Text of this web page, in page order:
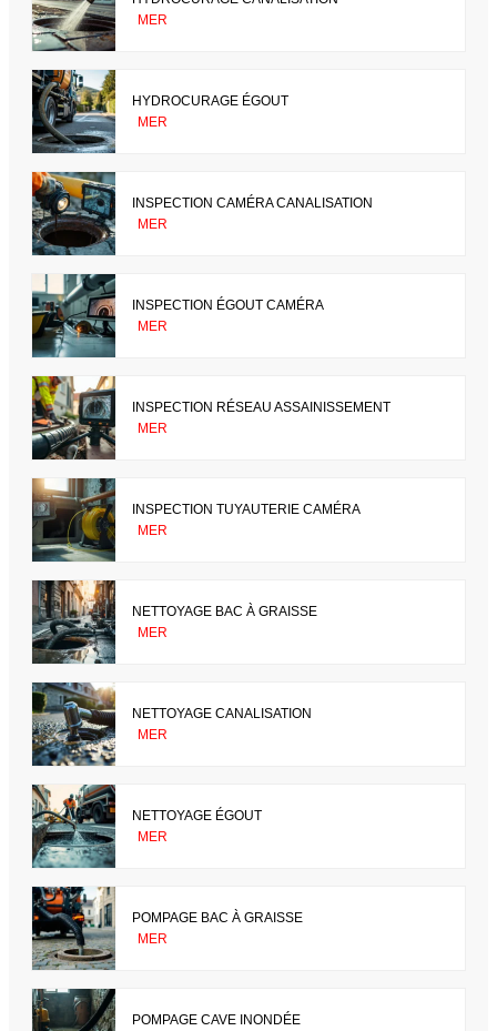
MER
HYDROCURAGE ÉGOUT
MER
INSPECTION CAMÉRA CANALISATION
MER
INSPECTION ÉGOUT CAMÉRA
MER
INSPECTION RÉSEAU ASSAINISSEMENT
MER
INSPECTION TUYAUTERIE CAMÉRA
MER
NETTOYAGE BAC À GRAISSE
MER
NETTOYAGE CANALISATION
MER
NETTOYAGE ÉGOUT
MER
POMPAGE BAC À GRAISSE
MER
POMPAGE CAVE INONDÉE